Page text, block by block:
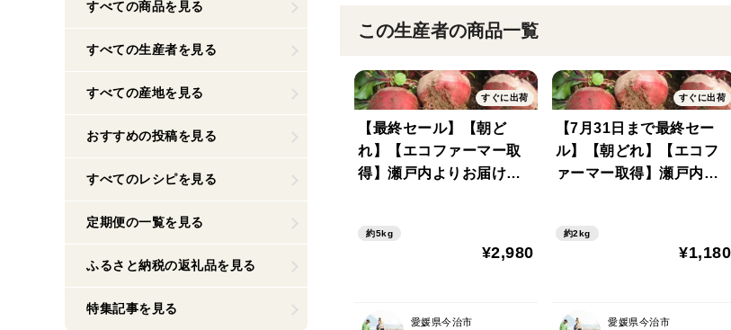
この生産者の商品一覧
すぐに出荷
【最終セール】【朝ど
れ】【エコファーマー取
得】瀬戸内よりお届け！
【約１０~１５個・サイズ
混合・ご家庭用】葉っぱ
約5kg
¥2,980
愛媛県今治市
すぐに出荷
【7月31日まで最終セー
ル】【朝どれ】【エコフ
ァーマー取得】瀬戸内よ
ッド）２㎏【約３~５個・
サイズ混合・ご家庭用】
約2kg
¥1,180
愛媛県今治市
すべての商品を見る
すべての生産者を見る
すべての産地を見る
おすすめの投稿を見る
すべてのレシピを見る
定期便の一覧を見る
ふるさと納税の返礼品を見る
特集記事を見る